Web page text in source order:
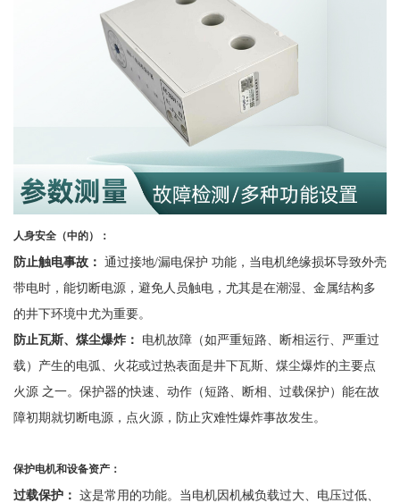
人身安全（中的）：
防止触电事故： 通过接地/漏电保护 功能，当电机绝缘损坏导致外壳
带电时，能切断电源，避免人员触电，尤其是在潮湿、金属结构多
的井下环境中尤为重要。
防止瓦斯、煤尘爆炸：
电机故障（如严重短路、断相运行、严重过
载）产生的电弧、火花或过热表面是井下瓦斯、煤尘爆炸的主要点
火源 之一。保护器的快速、动作（短路、断相、过载保护）能在故
障初期就切断电源，点火源，防止灾难性爆炸事故发生。
保护电机和设备资产：
过载保护： 这是常用的功能。当电机因机械负载过大、电压过低、